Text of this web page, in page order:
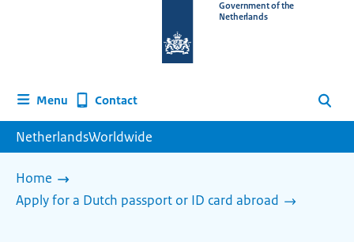
homepage
Government of the
Netherlands
Menu Contact Search
NetherlandsWorldwide
Home
Apply for a Dutch passport or ID card abroad